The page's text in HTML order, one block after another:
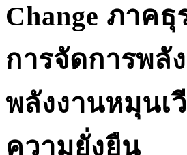
Change ภาค
การจัดการพลั
พลังงานหมุนเ
ความยั่งยืน